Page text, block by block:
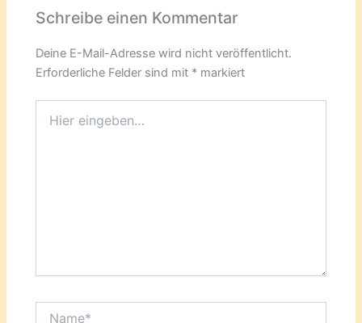
Schreibe einen Kommentar
Deine E-Mail-Adresse wird nicht veröffentlicht.
Erforderliche Felder sind mit * markiert
eingeben…